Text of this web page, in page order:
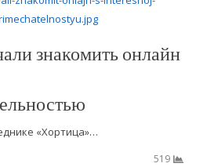
знакомить онлайн
«Хортица»…
519